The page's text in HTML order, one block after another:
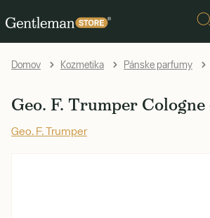
Domov Kozmetika Pánske parfumy
Geo. F. Trumper
Geo. F. Trumper